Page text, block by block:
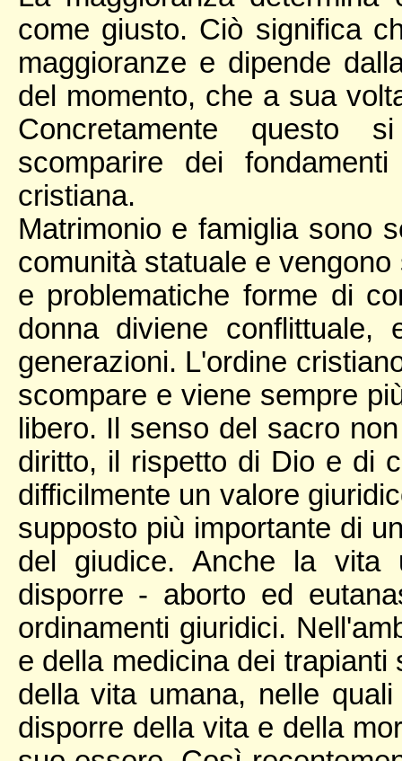
come giusto. Ciò significa
maggioranze e dipende
del momento, che a sua
Concretamente questo
scomparire dei
cristiana.
Matrimonio e famiglia sono
comunità statuale e
e problematiche forme di
donna diviene
generazioni. L'ordine
scompare e viene sempre
libero. Il senso del sacro
diritto, il rispetto di Dio e di
difficilmente un valore
supposto più importante di
del giudice. Anche la
disporre - aborto ed
ordinamenti giuridici.
e della medicina dei
della vita umana, nelle
disporre della vita e della